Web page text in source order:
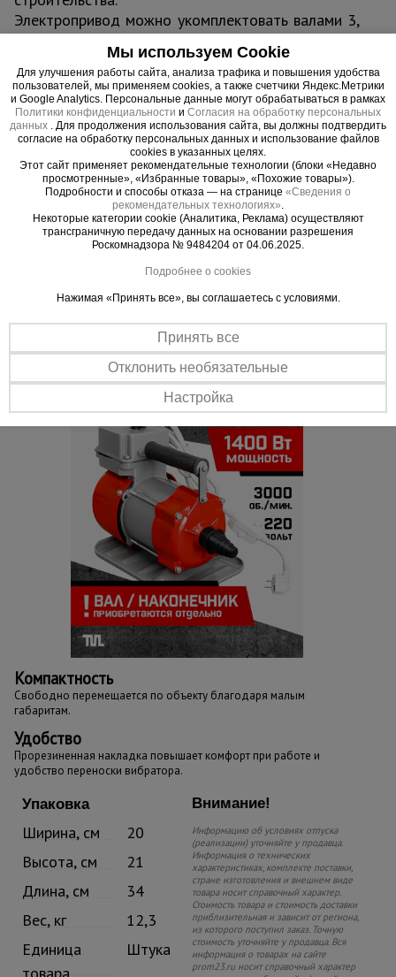
Электропривод можно укомплектовать валами 3,
4,5 и 6 метров с различными
вибронаконечниками 28, 38, 51 или 76 мм.
Цена указана за электропривод ЭП-1400.
Вал и наконечник приобретаются отдельно.
Важные преимущества –
эффективная работа
Универсальность
Широкий выбор валов различной длины и вариантов
наконечников для работы с бетоном.
Эффективность
Мощный двигатель - 1400 Вт позволяет добиться оптимального
уплотнения бетонной смеси.
Компактность
Свободно перемещается по объекту благодаря малым
габаритам.
Удобство
Прорезиненная накладка повышает комфорт при работе и
удобство переноски вибратора.
Упаковка
Ширина, см
20
Высота, см
21
Длина, см
34
Вес, кг
12,3
Единица
Штука
Внимание!
Информацию об условиях отпуска
(реализации) уточняйте у продавца.
Информация о технических
характеристиках, комплекте поставки,
стране изготовления и внешнем виде
товара носит справочный характер.
Стоимость товара и стоимость доставки
приблизительная и зависит от региона,
из которого поступил заказ. Точную
стоимость уточняйте у продавца. Вся
информация о товарах на сайте
prom23.ru носит справочный характер
Мы используем Cookie
Для улучшения работы сайта, анализа трафика и повышения удобства
пользователей, мы применяем cookies, а также счетчики Яндекс.Метрики
и Google Analytics. Персональные данные могут обрабатываться в рамках
Политики конфиденциальности и Согласия на обработку персональных
данных
. Для продолжения использования сайта, вы должны подтвердить
согласие на обработку персональных данных и использование файлов
cookies в указанных целях.
Этот сайт применяет рекомендательные технологии (блоки «Недавно
просмотренные», «Избранные товары», «Похожие товары»).
Подробности и способы отказа — на странице «Сведения о
рекомендательных технологиях»
Некоторые категории cookie (Аналитика, Реклама) осуществляют
трансграничную передачу данных на основании разрешения
Роскомнадзора № 9484204 от 04.06.2025.
Подробнее о cookies
Нажимая «Принять все», вы соглашаетесь с условиями.
Принять все
Отклонить необязательные
Настройка